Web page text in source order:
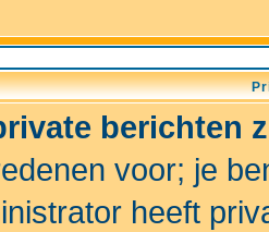
berichten
voor; je
heeft